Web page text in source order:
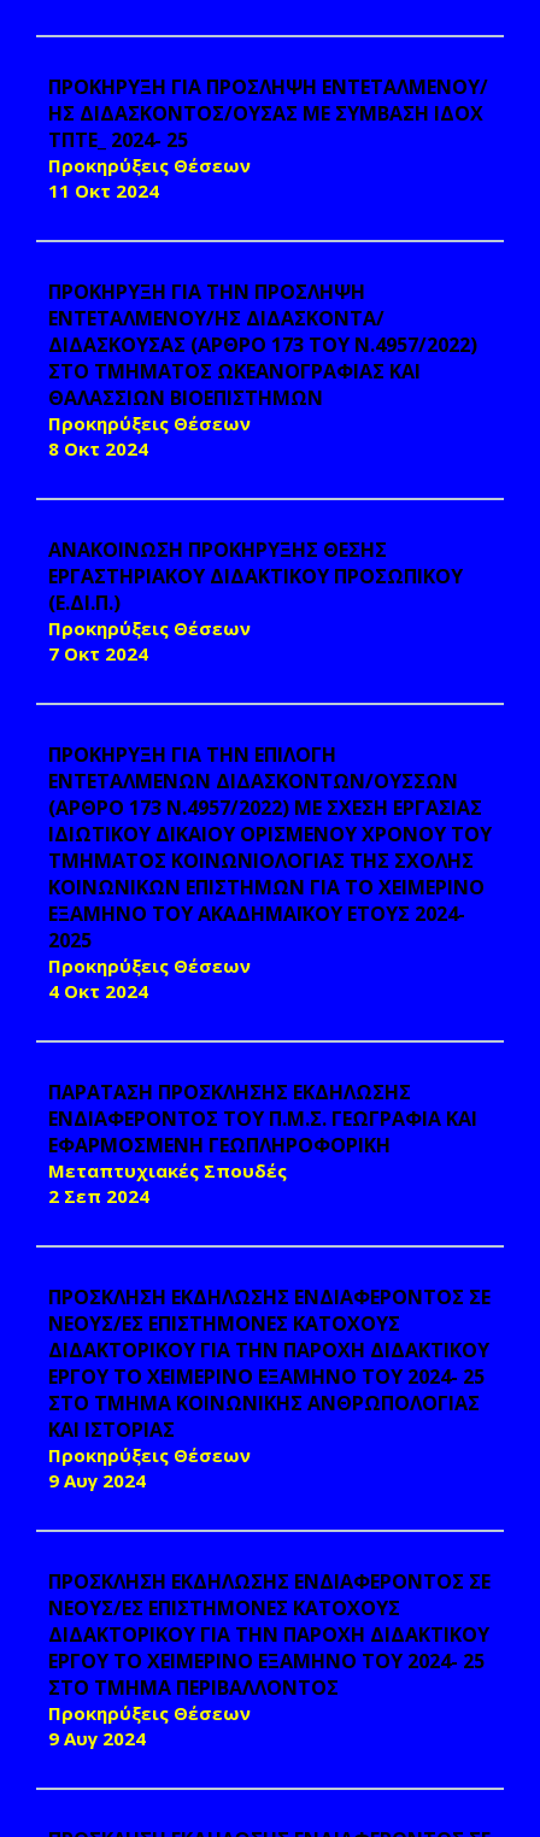
ΠΡΟΚΗΡΥΞΗ ΓΙΑ ΠΡΟΣΛΗΨΗ ΕΝΤΕΤΑΛΜΕΝΟΥ/
ΗΣ ΔΙΔΑΣΚΟΝΤΟΣ/ΟΥΣΑΣ ΜΕ ΣΥΜΒΑΣΗ ΙΔΟΧ
ΤΠΤΕ_ 2024- 25
Προκηρύξεις Θέσεων
11 Οκτ 2024
ΠΡΟΚΗΡΥΞΗ ΓΙΑ ΤΗΝ ΠΡΟΣΛΗΨΗ
ΕΝΤΕΤΑΛΜΕΝΟΥ/ΗΣ ΔΙΔΑΣΚΟΝΤΑ/
ΔΙΔΑΣΚΟΥΣΑΣ (ΑΡΘΡΟ 173 ΤΟΥ Ν.4957/2022)
ΣΤΟ ΤΜΗΜΑΤΟΣ ΩΚΕΑΝΟΓΡΑΦΙΑΣ ΚΑΙ
ΘΑΛΑΣΣΙΩΝ ΒΙΟΕΠΙΣΤΗΜΩΝ
Προκηρύξεις Θέσεων
8 Οκτ 2024
ΑΝΑΚΟΙΝΩΣΗ ΠΡΟΚΗΡΥΞΗΣ ΘΕΣΗΣ
ΕΡΓΑΣΤΗΡΙΑΚΟΥ ΔΙΔΑΚΤΙΚΟΥ ΠΡΟΣΩΠΙΚΟΥ
(Ε.ΔΙ.Π.)
Προκηρύξεις Θέσεων
7 Οκτ 2024
ΠΡΟΚΗΡΥΞΗ ΓΙΑ ΤΗΝ ΕΠΙΛΟΓΗ
ΕΝΤΕΤΑΛΜΕΝΩΝ ΔΙΔΑΣΚΟΝΤΩΝ/ΟΥΣΣΩΝ
(ΑΡΘΡΟ 173 Ν.4957/2022) ΜΕ ΣΧΕΣΗ ΕΡΓΑΣΙΑΣ
ΙΔΙΩΤΙΚΟΥ ΔΙΚΑΙΟΥ ΟΡΙΣΜΕΝΟΥ ΧΡΟΝΟΥ ΤΟΥ
ΤΜΗΜΑΤΟΣ ΚΟΙΝΩΝΙΟΛΟΓΙΑΣ ΤΗΣ ΣΧΟΛΗΣ
ΚΟΙΝΩΝΙΚΩΝ ΕΠΙΣΤΗΜΩΝ ΓΙΑ ΤΟ ΧΕΙΜΕΡΙΝΟ
ΕΞΑΜΗΝΟ ΤΟΥ ΑΚΑΔΗΜΑΪΚΟΥ ΕΤΟΥΣ 2024-
2025
Προκηρύξεις Θέσεων
4 Οκτ 2024
ΠΑΡΑΤΑΣΗ ΠΡΟΣΚΛΗΣΗΣ ΕΚΔΗΛΩΣΗΣ
ΕΝΔΙΑΦΕΡΟΝΤΟΣ ΤΟΥ Π.Μ.Σ. ΓΕΩΓΡΑΦΙΑ ΚΑΙ
ΕΦΑΡΜΟΣΜΕΝΗ ΓΕΩΠΛΗΡΟΦΟΡΙΚΗ
Μεταπτυχιακές Σπουδές
2 Σεπ 2024
ΠΡΟΣΚΛΗΣΗ ΕΚΔΗΛΩΣΗΣ ΕΝΔΙΑΦΕΡΟΝΤΟΣ ΣΕ
ΝΕΟΥΣ/ΕΣ ΕΠΙΣΤΗΜΟΝΕΣ ΚΑΤΟΧΟΥΣ
ΔΙΔΑΚΤΟΡΙΚΟΥ ΓΙΑ ΤΗΝ ΠΑΡΟΧΗ ΔΙΔΑΚΤΙΚΟΥ
ΕΡΓΟΥ ΤΟ ΧΕΙΜΕΡΙΝΟ ΕΞΑΜΗΝΟ ΤΟΥ 2024- 25
ΣΤΟ ΤΜΗΜΑ ΚΟΙΝΩΝΙΚΗΣ ΑΝΘΡΩΠΟΛΟΓΙΑΣ
ΚΑΙ ΙΣΤΟΡΙΑΣ
Προκηρύξεις Θέσεων
9 Αυγ 2024
ΠΡΟΣΚΛΗΣΗ ΕΚΔΗΛΩΣΗΣ ΕΝΔΙΑΦΕΡΟΝΤΟΣ ΣΕ
ΝΕΟΥΣ/ΕΣ ΕΠΙΣΤΗΜΟΝΕΣ ΚΑΤΟΧΟΥΣ
ΔΙΔΑΚΤΟΡΙΚΟΥ ΓΙΑ ΤΗΝ ΠΑΡΟΧΗ ΔΙΔΑΚΤΙΚΟΥ
ΕΡΓΟΥ ΤΟ ΧΕΙΜΕΡΙΝΟ ΕΞΑΜΗΝΟ ΤΟΥ 2024- 25
ΣΤΟ ΤΜΗΜΑ ΠΕΡΙΒΑΛΛΟΝΤΟΣ
Προκηρύξεις Θέσεων
9 Αυγ 2024